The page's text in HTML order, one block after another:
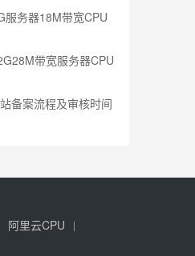
服务器18M带宽CPU
带宽服务器CPU
备案流程及审核时间
阿里云CPU